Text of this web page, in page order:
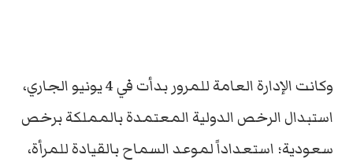
وكانت الإدارة العامة للمرور بدأت في 4 يونيو الجاري،
استبدال الرخص الدولية المعتمدة بالمملكة برخص
سعودية؛ استعداداً لموعد السماح بالقيادة للمرأة،